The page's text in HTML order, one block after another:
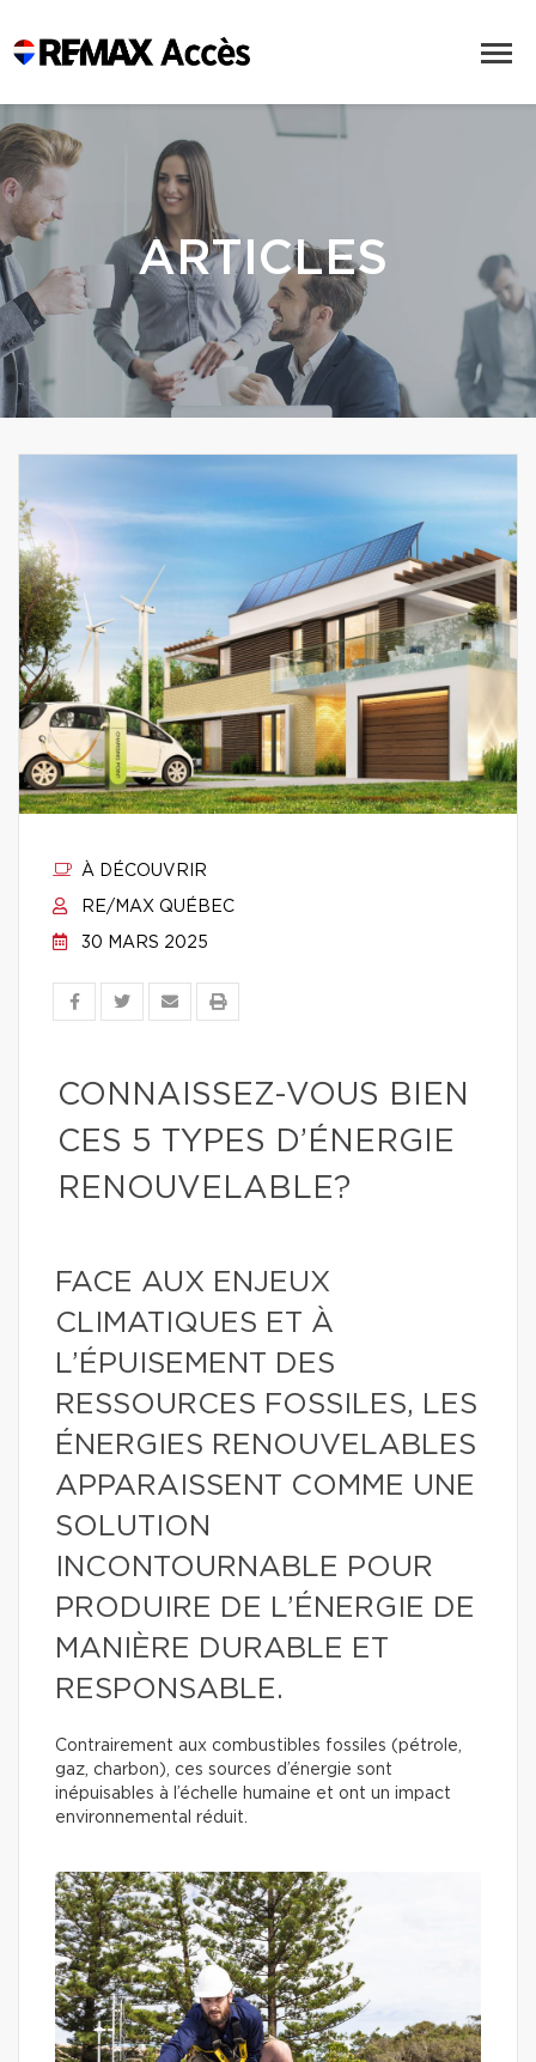
ARTICLES
À DÉCOUVRIR
RE/MAX QUÉBEC
30 MARS 2025
CONNAISSEZ-VOUS BIEN
CES 5 TYPES D’ÉNERGIE
RENOUVELABLE?
FACE AUX ENJEUX
CLIMATIQUES ET À
L’ÉPUISEMENT DES
RESSOURCES FOSSILES, LES
ÉNERGIES RENOUVELABLES
APPARAISSENT COMME UNE
SOLUTION
INCONTOURNABLE POUR
PRODUIRE DE L’ÉNERGIE DE
MANIÈRE DURABLE ET
RESPONSABLE.
Contrairement aux combustibles fossiles (pétrole,
gaz, charbon), ces sources d’énergie sont
inépuisables à l’échelle humaine et ont un impact
environnemental réduit.